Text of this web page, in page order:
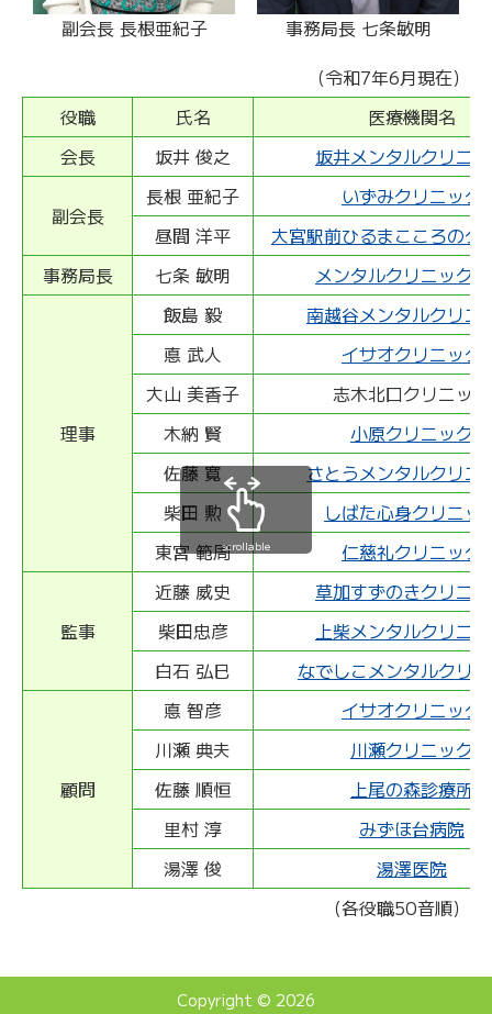
副会長 長根亜紀子
事務局長 七条敏明
（令和7年6月現在）
役職
氏名
医療機関名
会長
坂井 俊之 坂井メンタルクリニ
副会長
長根 亜紀子
いずみクリニック
昼間 洋平
大宮駅前ひるまこころのク
事務局長
七条 敏明 メンタルクリニック
理事
飯島 毅
南越谷メンタルクリニ
悳 武人
イサオクリニック
大山 美香子
志木北口クリニック
木納 賢
小原クリニック
佐藤 寛
さとうメンタルクリニ
柴田 勲
しばた心身クリニッ
東宮 範周
仁慈礼クリニック
監事
近藤 威史
草加すずのきクリニ
柴田忠彦
上柴メンタルクリニ
白石 弘巳
なでしこメンタルクリ
顧問
悳 智彦
イサオクリニック
川瀬 典夫
川瀬クリニック
佐藤 順恒
上尾の森診療所
里村 淳
みずほ台病院
湯澤 俊
湯澤医院
scrollable
（各役職50音順）
Copyright © 2026